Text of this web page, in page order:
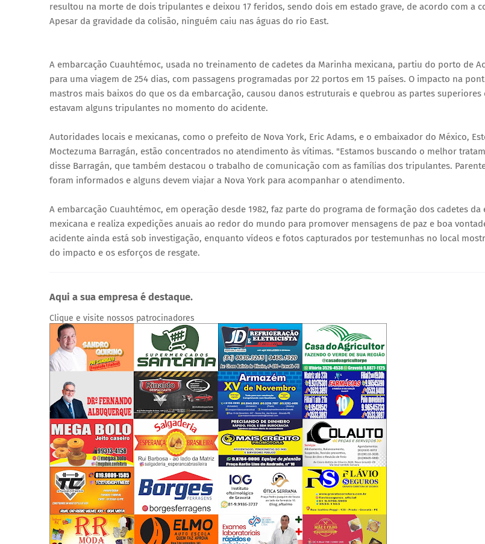
resultou na morte de dois tripulantes e deixou 17 feridos, sendo dois em estado grave, de acordo com a
Apesar da gravidade da colisão, ninguém caiu nas águas do rio East.
A embarcação Cuauhtémoc, usada no treinamento de cadetes da Marinha mexicana, partiu do porto de
para uma viagem de 254 dias, com passagens programadas por 22 portos em 15 países. O impacto na
mastros mais baixos do que os da embarcação, causou danos estruturais e quebrou as partes
estavam alguns tripulantes no momento do acidente.
Autoridades locais e mexicanas, como o prefeito de Nova York, Eric Adams, e o embaixador do México,
Moctezuma Barragán, estão concentrados no atendimento às vítimas. "Estamos buscando o melhor
disse Barragán, que também destacou o trabalho de comunicação com as famílias dos tripulantes.
foram informados e alguns devem viajar a Nova York para acompanhar o atendimento.
A embarcação Cuauhtémoc, em operação desde 1982, faz parte do programa de formação dos cadetes da
mexicana e realiza expedições anuais ao redor do mundo para promover mensagens de paz e boa
acidente ainda está sob investigação, enquanto vídeos e fotos capturados por testemunhas no local
do impacto e os esforços de resgate.
Aqui a sua empresa é destaque.
Clique e visite nossos patrocinadores